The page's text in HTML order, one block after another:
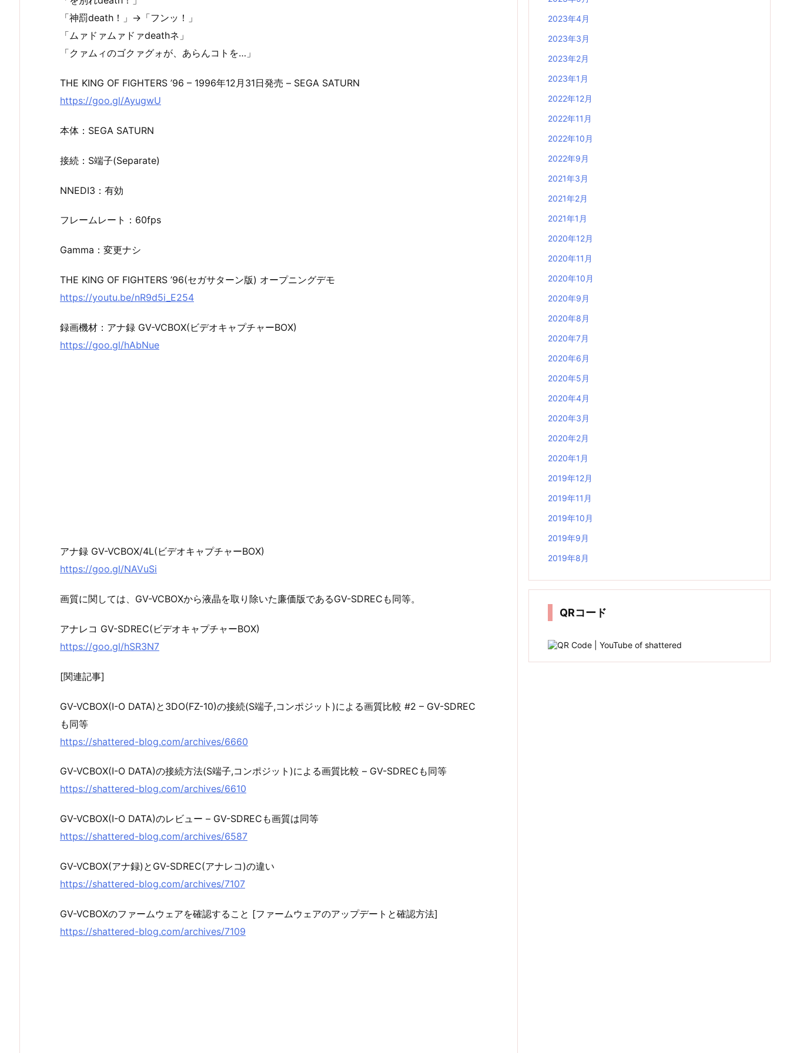
「神罰death！」→「フンッ！」
「ムァドァムァドァdeathネ」
「クァムィのゴクァグォが、あらんコトを…」
THE KING OF FIGHTERS ’96 – 1996年12月31日発売 – SEGA SATURN
https://goo.gl/AyugwU
本体：SEGA SATURN
接続：S端子(Separate)
NNEDI3：有効
フレームレート：60fps
Gamma：変更ナシ
THE KING OF FIGHTERS ’96(セガサターン版) オープニングデモ
https://youtu.be/nR9d5i_E254
録画機材：アナ録 GV-VCBOX(ビデオキャプチャーBOX)
https://goo.gl/hAbNue
アナ録 GV-VCBOX/4L(ビデオキャプチャーBOX)
https://goo.gl/NAVuSi
画質に関しては、GV-VCBOXから液晶を取り除いた廉価版であるGV-SDRECも同等。
アナレコ GV-SDREC(ビデオキャプチャーBOX)
https://goo.gl/hSR3N7
[関連記事]
GV-VCBOX(I-O DATA)と3DO(FZ-10)の接続(S端子,コンポジット)による画質比較 #2 – GV-SDREC
も同等
https://shattered-blog.com/archives/6660
GV-VCBOX(I-O DATA)の接続方法(S端子,コンポジット)による画質比較 – GV-SDRECも同等
https://shattered-blog.com/archives/6610
GV-VCBOX(I-O DATA)のレビュー – GV-SDRECも画質は同等
https://shattered-blog.com/archives/6587
GV-VCBOX(アナ録)とGV-SDREC(アナレコ)の違い
https://shattered-blog.com/archives/7107
GV-VCBOXのファームウェアを確認すること [ファームウェアのアップデートと確認方法]
https://shattered-blog.com/archives/7109
2023年4月
2023年3月
2023年2月
2023年1月
2022年12月
2022年11月
2022年10月
2022年9月
2021年3月
2021年2月
2021年1月
2020年12月
2020年11月
2020年10月
2020年9月
2020年8月
2020年7月
2020年6月
2020年5月
2020年4月
2020年3月
2020年2月
2020年1月
2019年12月
2019年11月
2019年10月
2019年9月
2019年8月
QRコード